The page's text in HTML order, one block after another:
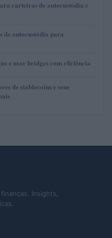
carteiras de autocustódia e
de autocustódia para
e usar bridges com eficiência
de stablecoins e seus
Insights,